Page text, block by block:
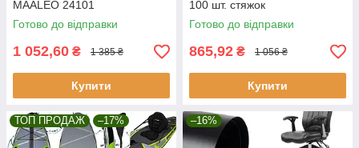
MAALEO 24101
Готово до відправки
1 052,60 ₴ 1 385 ₴
Купити
100 шт. стяжок
Готово до відправки
865,92 ₴ 1 056 ₴
Купити
ТОП ПРОДАЖ –17% –16%